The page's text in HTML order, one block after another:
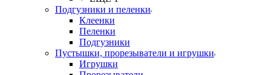
Подгузники и пеленки
Клеенки
Пеленки
Подгузники
Пустышки, прорезыватели и игрушки
Игрушки